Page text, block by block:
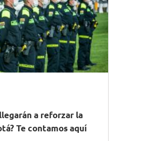
a reforzar la
Te contamos aquí